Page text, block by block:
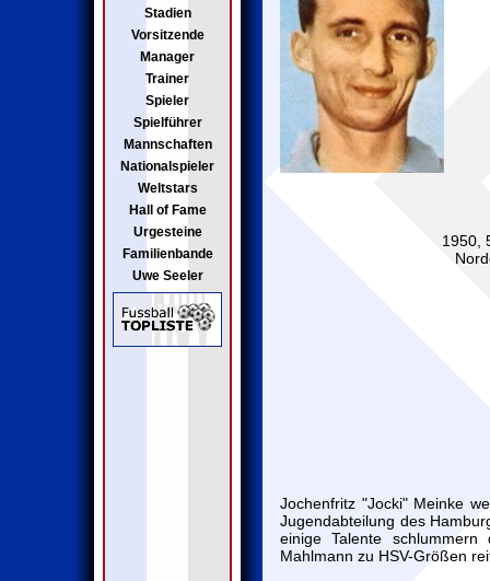
Stadien
Vorsitzende
Manager
Trainer
Spieler
Spielführer
Mannschaften
Nationalspieler
Weltstars
Hall of Fame
Urgesteine
Familienbande
Uwe Seeler
1950,
Jochenfritz "Jocki" Meinke
Jugendabteilung des
einige Talente
Mahlmann zu HSV-Größen